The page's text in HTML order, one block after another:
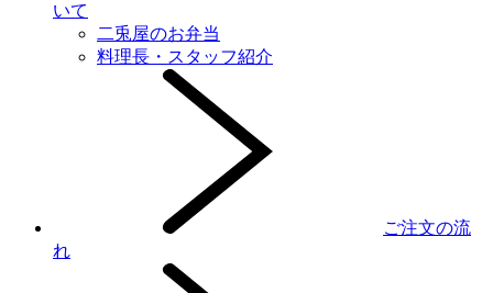
いて
二兎屋のお弁当
料理長・スタッフ紹介
ご注文の流
れ